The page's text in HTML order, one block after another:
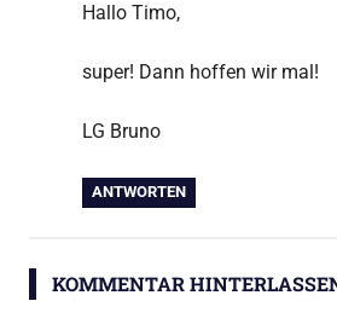
Hallo Timo,
super! Dann hoffen wir mal!
LG Bruno
ANTWORTEN
KOMMENTAR